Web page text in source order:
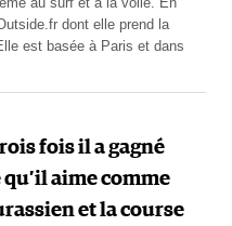
dont elle prend la
est basée à Paris et dans
fois il a gagné
aime comme
et la course